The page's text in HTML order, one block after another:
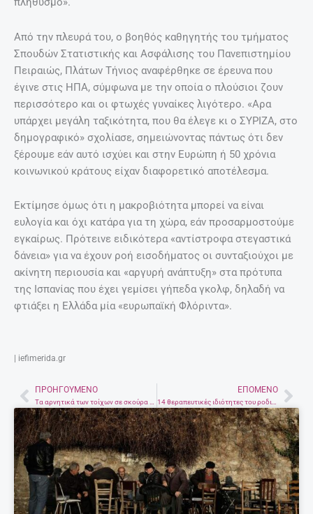
Από την πλευρά του, ο βοηθός καθηγητής του τμήματος
Σπουδών Στατιστικής και Ασφάλισης του Πανεπιστημίου
Πειραιώς, Πλάτων Τήνιος αναφέρθηκε σε έρευνα που
έγινε στις ΗΠΑ, σύμφωνα με την οποία ο πλούσιοι ζουν
περισσότερο και οι φτωχές γυναίκες λιγότερο. «Αρα
υπάρχει μεγάλη ταξικότητα, που θα έλεγε κι ο ΣΥΡΙΖΑ, στο
δημογραφικό» σχολίασε, σημειώνοντας πάντως ότι δεν
ξέρουμε εάν αυτό ισχύει και στην Ευρώπη ή 50 χρόνια
κοινωνικού κράτους είχαν διαφορετικό αποτέλεσμα.
Εκτίμησε όμως ότι η μακροβιότητα μπορεί να είναι
ευλογία και όχι κατάρα για τη χώρα, εάν προσαρμοστούμε
εγκαίρως. Πρότεινε ειδικότερα «αντίστροφα στεγαστικά
δάνεια» για να έχουν ροή εισοδήματος οι συνταξιούχοι με
ακίνητη περιουσία και «αργυρή ανάπτυξη» στα πρότυπα
της Ισπανίας που έχει γεμίσει γήπεδα γκολφ, δηλαδή να
φτιάξει η Ελλάδα μία «ευρωπαϊκή Φλόριντα».
| iefimerida.gr
PrevΠΡΟΗΓΟΎΜΕΝΟ
Τα αρνητικά των τοίχων σε σκούρα χρώματα -Τι πρέπει να προσέξεις
ΕΠΌΜΕΝΟ
14 θεραπευτικές ιδιότητες του ροδιού